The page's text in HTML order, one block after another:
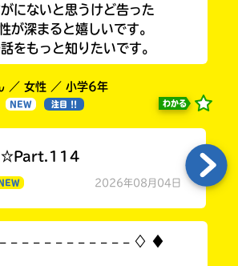
にないと思うけど告った
が深まると嬉しいです。
をもっと知りたいです。
／ 女性 ／ 小学6年
NEW 注目 !! わかる
☆Part.114
NEW 2026年08月04日
𓐄 𓐄 𓐄 𓐄 𓐄 𓐄 𓐄 𓐄 𓐄 𓐄 ♢ ♦︎